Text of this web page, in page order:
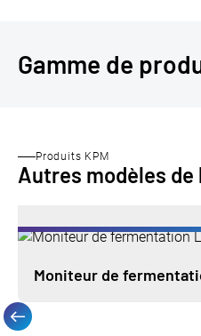
Gamme de
Produits KPM
Autres modèles de
Moniteur de